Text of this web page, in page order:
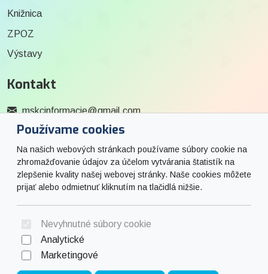
Používame cookies
Na našich webových stránkach používame súbory cookie na
zhromažďovanie údajov za účelom vytvárania štatistík na
zlepšenie kvality našej webovej stránky. Naše cookies môžete
prijať alebo odmietnuť kliknutím na tlačidlá nižšie.
Nevyhnutné súbory cookie
Analytické
Marketingové
Knižnica
ZPOZ
Výstavy
Kontakt
mskcinformacie@gmail.com
0915 727 244
Social
Facebook